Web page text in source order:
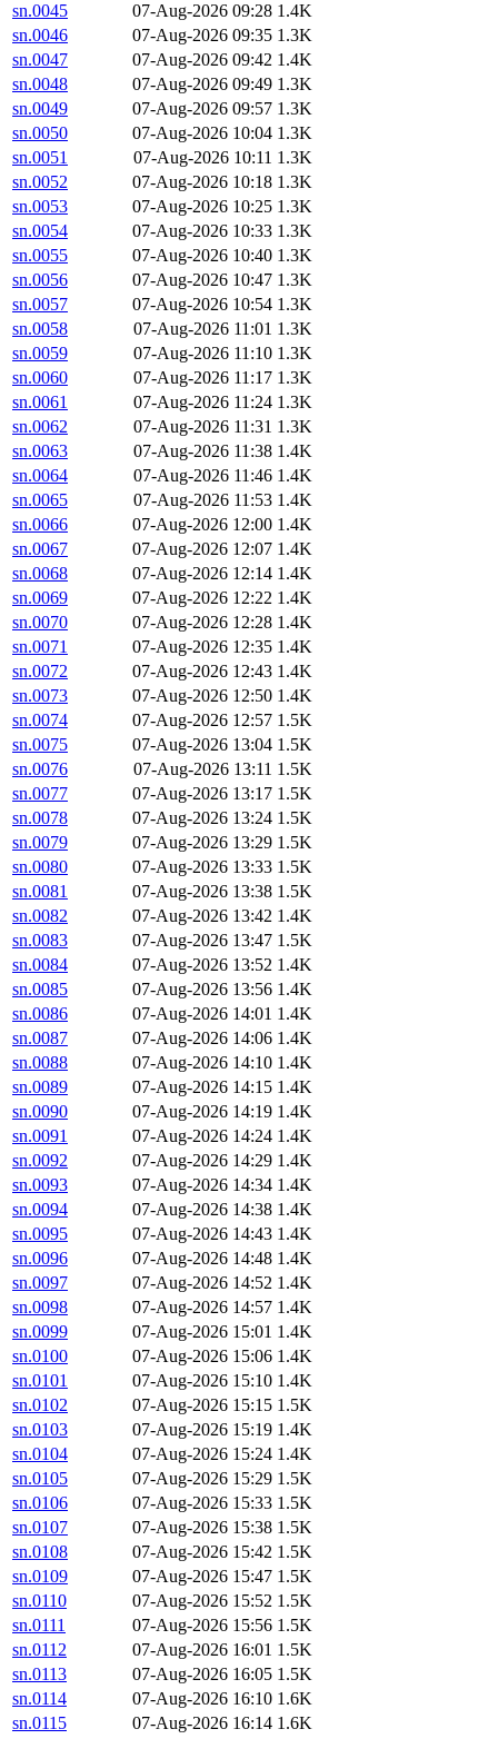
sn.0045
07-Aug-2026 09:28 1.4K
sn.0046
07-Aug-2026 09:35 1.3K
sn.0047
07-Aug-2026 09:42 1.4K
sn.0048
07-Aug-2026 09:49 1.3K
sn.0049
07-Aug-2026 09:57 1.3K
sn.0050
07-Aug-2026 10:04 1.3K
sn.0051
07-Aug-2026 10:11 1.3K
sn.0052
07-Aug-2026 10:18 1.3K
sn.0053
07-Aug-2026 10:25 1.3K
sn.0054
07-Aug-2026 10:33 1.3K
sn.0055
07-Aug-2026 10:40 1.3K
sn.0056
07-Aug-2026 10:47 1.3K
sn.0057
07-Aug-2026 10:54 1.3K
sn.0058
07-Aug-2026 11:01 1.3K
sn.0059
07-Aug-2026 11:10 1.3K
sn.0060
07-Aug-2026 11:17 1.3K
sn.0061
07-Aug-2026 11:24 1.3K
sn.0062
07-Aug-2026 11:31 1.3K
sn.0063
07-Aug-2026 11:38 1.4K
sn.0064
07-Aug-2026 11:46 1.4K
sn.0065
07-Aug-2026 11:53 1.4K
sn.0066
07-Aug-2026 12:00 1.4K
sn.0067
07-Aug-2026 12:07 1.4K
sn.0068
07-Aug-2026 12:14 1.4K
sn.0069
07-Aug-2026 12:22 1.4K
sn.0070
07-Aug-2026 12:28 1.4K
sn.0071
07-Aug-2026 12:35 1.4K
sn.0072
07-Aug-2026 12:43 1.4K
sn.0073
07-Aug-2026 12:50 1.4K
sn.0074
07-Aug-2026 12:57 1.5K
sn.0075
07-Aug-2026 13:04 1.5K
sn.0076
07-Aug-2026 13:11 1.5K
sn.0077
07-Aug-2026 13:17 1.5K
sn.0078
07-Aug-2026 13:24 1.5K
sn.0079
07-Aug-2026 13:29 1.5K
sn.0080
07-Aug-2026 13:33 1.5K
sn.0081
07-Aug-2026 13:38 1.5K
sn.0082
07-Aug-2026 13:42 1.4K
sn.0083
07-Aug-2026 13:47 1.5K
sn.0084
07-Aug-2026 13:52 1.4K
sn.0085
07-Aug-2026 13:56 1.4K
sn.0086
07-Aug-2026 14:01 1.4K
sn.0087
07-Aug-2026 14:06 1.4K
sn.0088
07-Aug-2026 14:10 1.4K
sn.0089
07-Aug-2026 14:15 1.4K
sn.0090
07-Aug-2026 14:19 1.4K
sn.0091
07-Aug-2026 14:24 1.4K
sn.0092
07-Aug-2026 14:29 1.4K
sn.0093
07-Aug-2026 14:34 1.4K
sn.0094
07-Aug-2026 14:38 1.4K
sn.0095
07-Aug-2026 14:43 1.4K
sn.0096
07-Aug-2026 14:48 1.4K
sn.0097
07-Aug-2026 14:52 1.4K
sn.0098
07-Aug-2026 14:57 1.4K
sn.0099
07-Aug-2026 15:01 1.4K
sn.0100
07-Aug-2026 15:06 1.4K
sn.0101
07-Aug-2026 15:10 1.4K
sn.0102
07-Aug-2026 15:15 1.5K
sn.0103
07-Aug-2026 15:19 1.4K
sn.0104
07-Aug-2026 15:24 1.4K
sn.0105
07-Aug-2026 15:29 1.5K
sn.0106
07-Aug-2026 15:33 1.5K
sn.0107
07-Aug-2026 15:38 1.5K
sn.0108
07-Aug-2026 15:42 1.5K
sn.0109
07-Aug-2026 15:47 1.5K
sn.0110
07-Aug-2026 15:52 1.5K
sn.0111
07-Aug-2026 15:56 1.5K
sn.0112
07-Aug-2026 16:01 1.5K
sn.0113
07-Aug-2026 16:05 1.5K
sn.0114
07-Aug-2026 16:10 1.6K
sn.0115
07-Aug-2026 16:14 1.6K